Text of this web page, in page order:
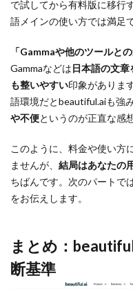
で試してから有料版に移行
語メインの使い方では満足
「Gammaや他のツールとの
Gammaなどは日本語の文
も整いやすい印象がありま
語環境だとbeautiful.aiも強
や不便というのが正直な感
このように、料金や使い方
ませんが、 結局はあなたの
ちばんです。次のパートで
をお伝えします。
まとめ：
断基準